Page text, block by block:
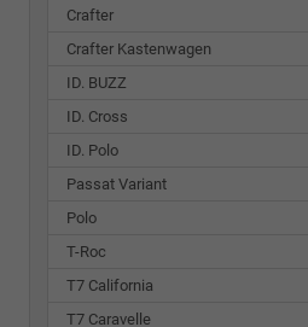
Crafter
Crafter Kastenwagen
ID. BUZZ
ID. Cross
ID. Polo
Passat Variant
Polo
T-Roc
T7 California
T7 Caravelle